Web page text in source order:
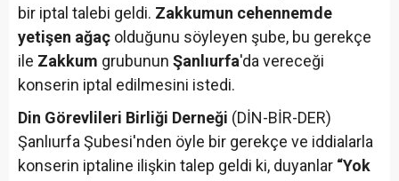
bir iptal talebi geldi. Zakkumun cehennemde
yetişen ağaç olduğunu söyleyen şube, bu gerekçe
ile Zakkum grubunun Şanlıurfa'da vereceği
konserin iptal edilmesini istedi.
Din Görevlileri Birliği Derneği (DİN-BİR-DER)
Şanlıurfa Şubesi'nden öyle bir gerekçe ve iddialarla
konserin iptaline ilişkin talep geldi ki, duyanlar “Yok